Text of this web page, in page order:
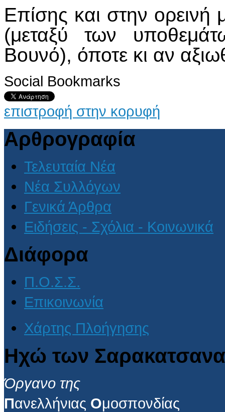
Επίσης και στην
(μεταξύ των
Βουνό), όποτε κι αν
Social Bookmarks
επιστροφή στην κορυφή
Αρθρογραφία
Τελευταία Νέα
Νέα Συλλόγων
Γενικά Άρθρα
Ειδήσεις - Σχόλια - Κοινωνικά
Διάφορα
Π.Ο.Σ.Σ.
Επικοινωνία
Χάρτης Πλοήγησης
Ηχώ των
Όργανο της
Πανελλήνιας Ομοσπονδίας